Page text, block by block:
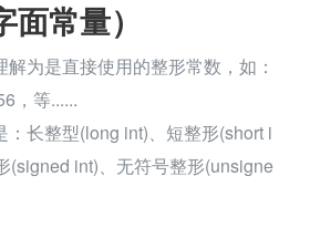
常量）
为是直接使用的整形常数，如：
，等......
：长整型(long int)、短整形(short i
(signed int)、无符号整形(unsigne